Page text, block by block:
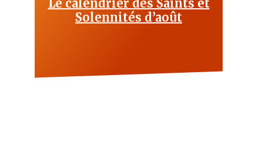
Le calendrier des Saints et
Solennités d’août